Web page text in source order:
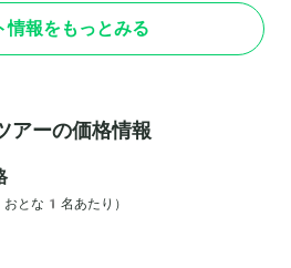
タールと広大な
のチューリップ畑が
のチューリップ
ップ以外にもアネ
スカリ、バラ、カー
色とりどりの庭園
場と呼ばれていま
発着するアムステ
会の多い場所でもあ
情報をもっとみる
アーの価格情報
な1名あたり ）